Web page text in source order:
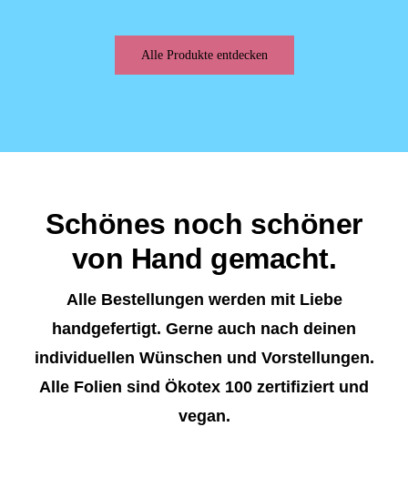
Alle Produkte entdecken
Schönes noch schöner
von Hand gemacht.
Alle Bestellungen werden mit Liebe
handgefertigt. Gerne auch nach deinen
individuellen Wünschen und Vorstellungen.
Alle Folien sind Ökotex 100 zertifiziert und
vegan.